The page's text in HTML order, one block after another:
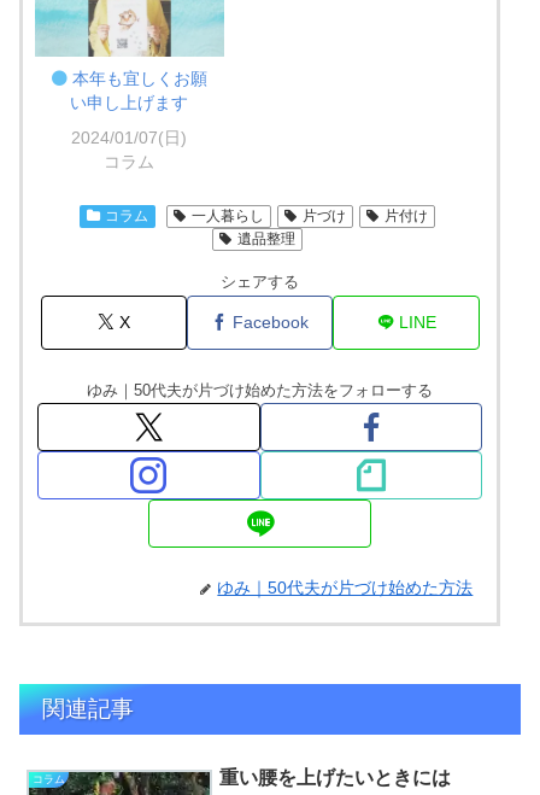
本年も宜しくお願
い申し上げます
2024/01/07(日)
コラム
コラム 一人暮らし 片づけ
片付け
遺品整理
シェアする
X Facebook LINE
ゆみ｜50代夫が片づけ始めた方法をフォローする
ゆみ｜50代夫が片づけ始めた方法
関連記事
コラム 重い腰を上げたいときには